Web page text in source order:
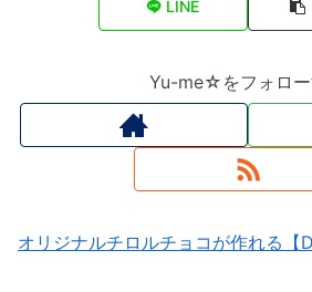
LINE
Yu-me☆をフォロー
オリジナルチロルチョコが作れる【